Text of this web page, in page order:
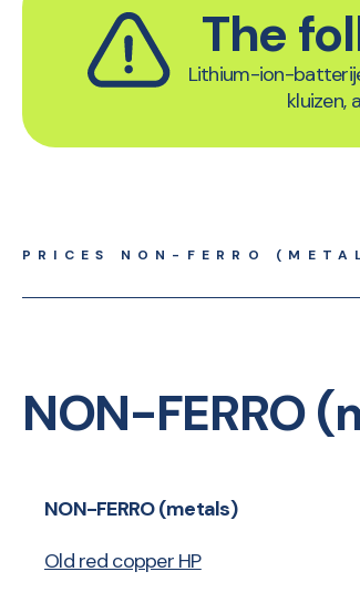
The
Lithium-ion-
kluizen,
PRICES NON-FERRO
NON-FERRO
NON-FERRO (metals)
Old red copper HP